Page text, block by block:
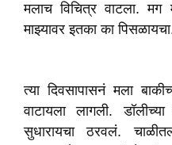
मलाच विचित्र वाटला.
माझ्यावर इतका का
त्या दिवसापासनं मला
वाटायला लागली.
सुधारायचा ठरवलं.